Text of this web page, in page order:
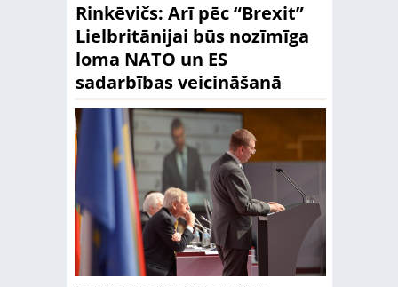
Rinkēvičs: Arī pēc “Brexit”
Lielbritānijai būs nozīmīga
loma NATO un ES
sadarbības veicināšanā